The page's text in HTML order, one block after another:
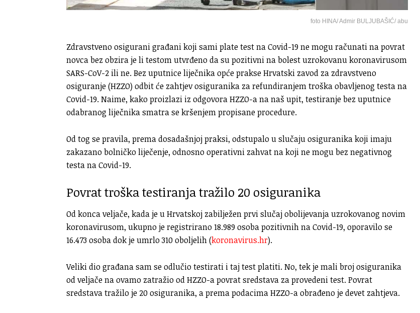
foto HINA/ Admir BULJUBAŠIĆ/ abu
Zdravstveno osigurani građani koji sami plate test na Covid-19 ne mogu računati na povrat
novca bez obzira je li testom utvrđeno da su pozitivni na bolest uzrokovanu koronavirusom
SARS-CoV-2 ili ne. Bez uputnice liječnika opće prakse Hrvatski zavod za zdravstveno
osiguranje (HZZO) odbit će zahtjev osiguranika za refundiranjem troška obavljenog testa na
Covid-19. Naime, kako proizlazi iz odgovora HZZO-a na naš upit, testiranje bez uputnice
odabranog liječnika smatra se kršenjem propisane procedure.
Od tog se pravila, prema dosadašnjoj praksi, odstupalo u slučaju osiguranika koji imaju
zakazano bolničko liječenje, odnosno operativni zahvat na koji ne mogu bez negativnog
testa na Covid-19.
Povrat troška testiranja tražilo 20 osiguranika
Od konca veljače, kada je u Hrvatskoj zabilježen prvi slučaj obolijevanja uzrokovanog novim
koronavirusom, ukupno je registrirano 18.989 osoba pozitivnih na Covid-19, oporavilo se
16.473 osoba dok je umrlo 310 oboljelih (koronavirus.hr).
Veliki dio građana sam se odlučio testirati i taj test platiti. No, tek je mali broj osiguranika
od veljače na ovamo zatražio od HZZO-a povrat sredstava za provedeni test. Povrat
sredstava tražilo je 20 osiguranika, a prema podacima HZZO-a obrađeno je devet zahtjeva.